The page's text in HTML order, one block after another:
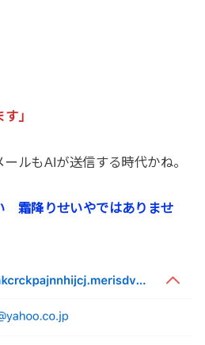
」
ルもAIが送信する時代かね。
霜降りせいやではありませ